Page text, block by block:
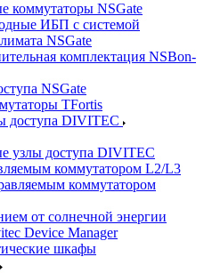
коммутаторы NSGate
ИБП с системой
NSGate
комплектация NSBon-
NSGate
TFortis
доступа DIVITEC
узлы доступа DIVITEC
коммутатором L2/L3
коммутатором
от солнечной энергии
Device Manager
шкафы